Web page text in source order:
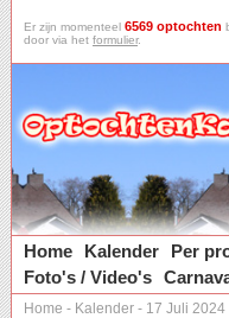
Er zijn momenteel 6569 optochten
door via het formulier.
Home
Kalender Per
Foto's / Video's
Home - Kalender - 17 Juli 2024